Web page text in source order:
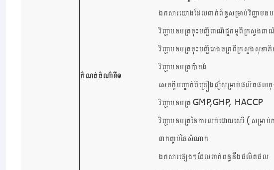
កំណត់ចំណាំទី១
ឯកសារយោងដែលពាក់ព័ន្ធសម្រាប់វិញ្ញាប
វិញ្ញាបនបត្រចុះបញ្ជីពាណិជ្ជកម្មពីក្រសួងពាណិ
វិញ្ញាបនបត្រចុះបញ្ជីរោងចក្រពីក្រសួង​សុខា
វិញ្ញាបនបត្រប៉ាតង់
សេចក្ដីបញ្ជាក់ពីគ្រឿងផ្សំសម្រាប់ផលិតផល
វិញ្ញាបនបត្រ GMP,GHP, HACCP
វិញ្ញាបនបត្រនៃការលក់ដោយសេរី​​ ( សម្រាប់
៣កញ្ចប់នៃសំណាក​
ឯកសារផ្សេងៗដែលពាក់ពន្ធនឹងផលិតផល